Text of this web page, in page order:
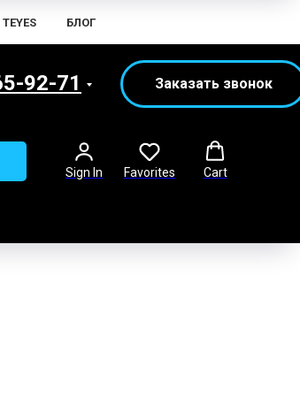
БЛОГ
92-71 Заказать звонок
Sign In Favorites Cart